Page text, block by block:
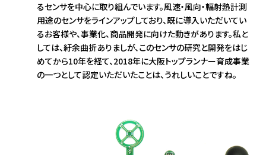
るセンサを中心に取り組んでいます。風速・風向・輻射熱計測
用途のセンサをラインアップしており、既に導入いただいてい
るお客様や、事業化、商品開発に向けた動きがあります。私と
しては、紆余曲折ありましが、このセンサの研究と開発をはじ
めてから10年を経て、2018年に大阪トップランナー育成事業
の一つとして認定いただいたことは、うれしいことですね。